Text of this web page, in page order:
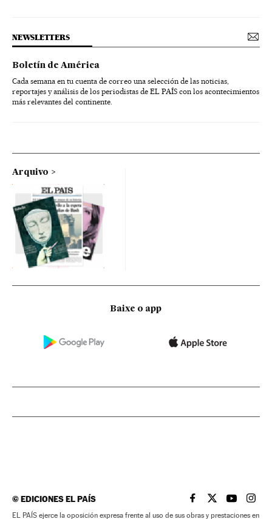
NEWSLETTERS
Boletín de América
Cada semana en tu cuenta de correo una selección de las noticias,
reportajes y análisis de los periodistas de EL PAÍS con los acontecimientos
más relevantes del continente.
Arquivo
Baixe o app
©EDICIONES EL PAÍS EL PAÍS BRASIL EN
EL PAÍSEL PAÍS
EL
EL PAÍS ejerce la oposición expresa frente al uso de sus obras y prestaciones en